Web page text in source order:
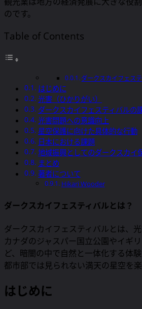
のです。
Table of Contents
ダークスカイフェス
はじめに
光害（ひかりがい）
ダークスカイフェスティバルの
光害問題への意識向上
星空保護に向けた具体的な行動
日本における課題
地域振興としてのダークスカイ
まとめ
著者について
Hikari Wooder
ダークスカイフェスティバルとは？
ダークスカイフェスティバルとは、
カナダのジャスパー国立公園やイギ
ど、暗闇の中で自然と一体化する体験
都市部では見られない満天の星空を
はじめに